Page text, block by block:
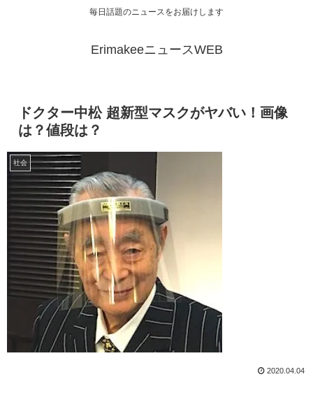
毎日話題のニュースをお届けします
ErimakeeニュースWEB
ドクター中松 超新型マスクがヤバい！画像
は？値段は？
社会
2020.04.04